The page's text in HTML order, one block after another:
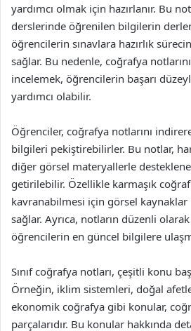
yardımcı olmak için hazırlanır. Bu
derslerinde öğrenilen bilgilerin
öğrencilerin sınavlara hazırlık
sağlar. Bu nedenle, coğrafya
incelemek, öğrencilerin başarı
yardımcı olabilir.
Öğrenciler, coğrafya notlarını
bilgileri pekiştirebilirler. Bu notlar,
diğer görsel materyallerle
getirilebilir. Özellikle karmaşık
kavranabilmesi için görsel
sağlar. Ayrıca, notların düzenli
öğrencilerin en güncel bilgilere
Sınıf coğrafya notları, çeşitli konu
Örneğin, iklim sistemleri, doğal
ekonomik coğrafya gibi konular,
parçalarıdır. Bu konular hakkında